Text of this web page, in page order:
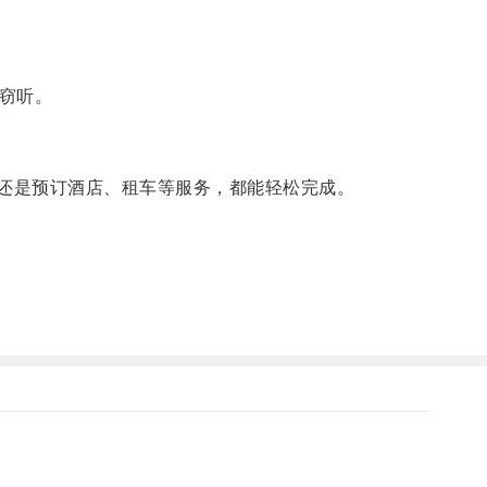
听。
预订酒店、租车等服务，都能轻松完成。